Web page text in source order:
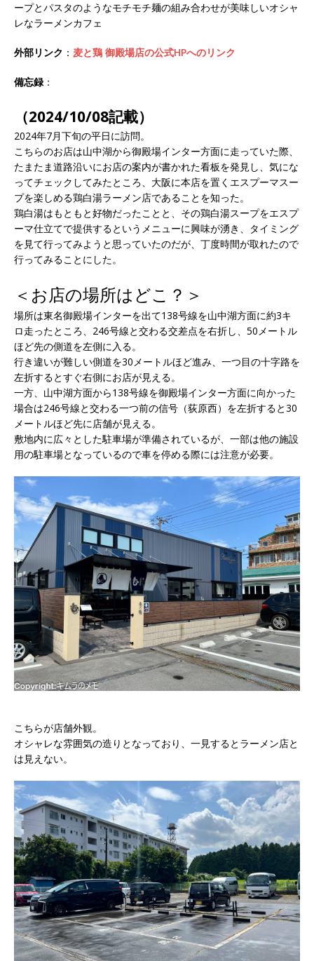
ープとパスタのようなモチモチ麺の組み合わせが美味しいオシャ
レなラーメンカフェ
外部リンク ： 麦と鶏 御殿場店の公式HPへのリンク
備忘録 ：
（2024/10/08記載）
2024年7月下旬の平日に訪問。
こちらのお店は山中湖から御殿場インター方面に走っていた際、
たまたま道路沿いにお店の案内が書かれた看板を発見し、気にな
ってチェックしてみたところ、大阪に本店を置くエスプーマスー
プを楽しめる鶏白湯ラーメン店であることを知った。
鶏白湯はもともと好物だったことと、その鶏白湯スープをエスプ
ーマ仕立てで提供するというメニューに興味が湧き、タイミング
を見て行ってみようと思っていたのだが、丁度時間が取れたので
行ってみることにした。
＜お店の場所はどこ？＞
場所は東名御殿場インターを出て138号線を山中湖方面に約3キ
ロ走ったところ、246号線と交わる交差点を右折し、50メートル
ほど先の側道を左側に入る。
行き違いが難しい側道を30メートルほど進み、一つ目の十字路を
左折するとすぐ右側にお店が見える。
一方、山中湖方面から138号線を御殿場インター方面に向かった
場合は246号線と交わる一つ前の信号（荻原西）を左折すると30
メートルほど先に店舗が見える。
敷地内に広々とした駐車場が準備されているが、一部は他の施設
用の駐車場となっているので車を停める際には注意が必要。
こちらが店舗外観。
オシャレな雰囲気の造りとなっており、一見するとラーメン店と
は見えない。